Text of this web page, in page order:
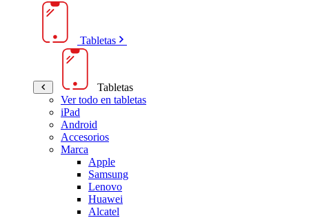
Tabletas
Tabletas
Ver todo en tabletas
iPad
Android
Accesorios
Marca
Apple
Samsung
Lenovo
Huawei
Alcatel